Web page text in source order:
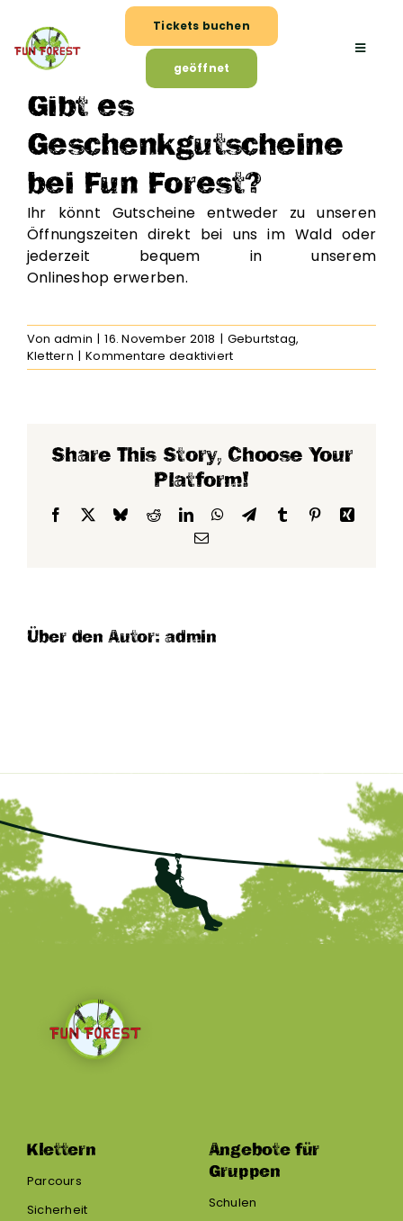
Inhalt
springen
Toggle
Klettern
Besuch planen
Gruppenangebote
Tickets buchen
geöffnet
Zurück
Gibt es
Geschenkgutscheine
bei Fun Forest?
Ihr könnt Gutscheine entweder zu unseren
Öffnungszeiten direkt bei uns im Wald oder
jederzeit bequem in unserem
Onlineshop erwerben.
Von admin | 16. November 2018 | Geburtstag,
Klettern | Kommentare deaktiviertfür
Gibt
Forest?
Share This Story, Choose Your
Platform!
Facebook BlueskyRedditLinkedInWhatsApp
TelegramTumblr PinterestXing
E-
Über den Autor: admin
Klettern
Parcours
Sicherheit
Angebote für
Gruppen
Schulen